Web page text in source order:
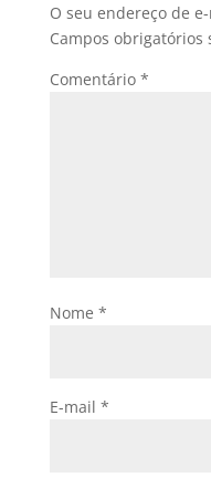
O seu endereço de
Campos obrigatórios
Comentário *
Nome *
E-mail *